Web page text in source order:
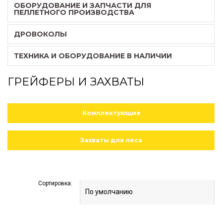
ОБОРУДОВАНИЕ И ЗАПЧАСТИ ДЛЯ
ПЕЛЛЕТНОГО ПРОИЗВОДСТВА
ДРОВОКОЛЫ
ТЕХНИКА И ОБОРУДОВАНИЕ В НАЛИЧИИ
ГРЕЙФЕРЫ И ЗАХВАТЫ
Комплектующие
Захваты для леса
Сортировка: